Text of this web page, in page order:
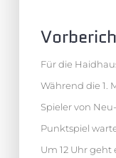
Für die
Während die 1.
Spieler von
Punktspiel
Um 12 Uhr